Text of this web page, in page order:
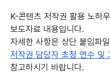
K-콘텐츠 저작권 활용 노하
보도자료 내용입니다.
자세한 사항은 상단 붙임파
저작권 담당자 초청 연수 및
참고하시기 바랍니다.